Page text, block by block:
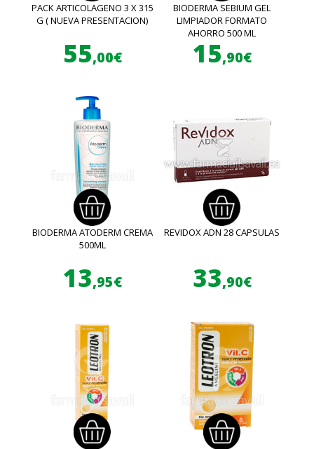
PACK ARTICOLAGENO 3 X 315
G ( NUEVA PRESENTACION)
55,00€
BIODERMA SEBIUM GEL
LIMPIADOR FORMATO
AHORRO 500 ML
15,90€
BIODERMA ATODERM CREMA
500ML
13,95€
REVIDOX ADN 28 CAPSULAS
33,90€